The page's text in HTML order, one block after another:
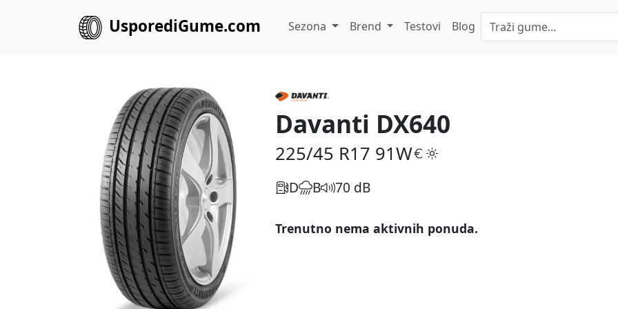
UsporediGume.com Sezona Brend Testovi Blog
Davanti DX640
225/45 R17 91W
D B 70 dB
Trenutno nema aktivnih ponuda.